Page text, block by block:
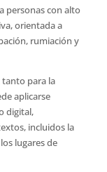
personas con alto
orientada a
rumiación y
tanto para la
aplicarse
digital,
incluidos la
lugares de